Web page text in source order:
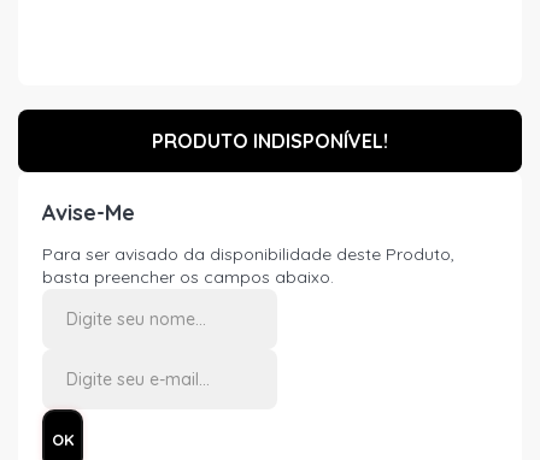
PRODUTO INDISPONÍVEL!
Avise-Me
Para ser avisado da disponibilidade deste Produto,
basta preencher os campos abaixo.